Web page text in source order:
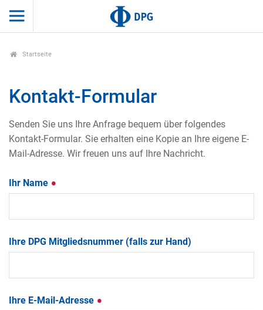
Startseite
Kontakt-Formular
Senden Sie uns Ihre Anfrage bequem über folgendes
Kontakt-Formular. Sie erhalten eine Kopie an Ihre eigene E-
Mail-Adresse. Wir freuen uns auf Ihre Nachricht.
Ihr Name
Ihre DPG Mitgliedsnummer (falls zur Hand)
Ihre E-Mail-Adresse